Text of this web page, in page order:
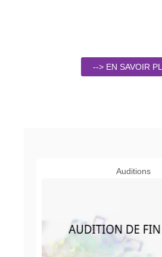
--> EN SAVOIR
Auditions